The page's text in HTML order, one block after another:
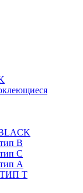
B
C
А
Т